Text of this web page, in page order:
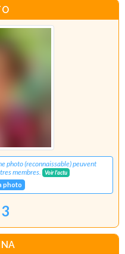
photo (reconnaissable) peuvent
membres.
Voir l'actu
photo
3